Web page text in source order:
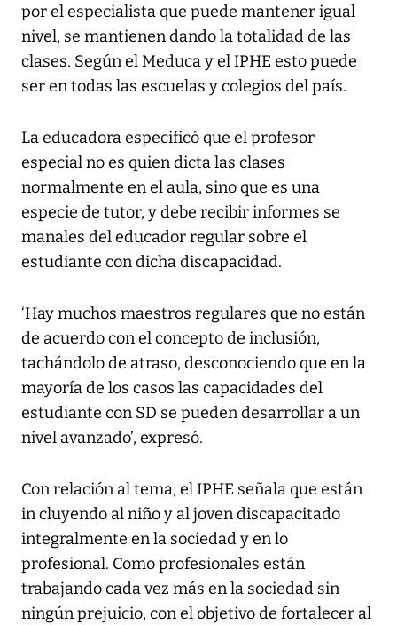
por el especialista que puede mantener igual
nivel, se mantienen dando la totalidad de las
clases. Según el Meduca y el IPHE esto puede
ser en todas las escuelas y colegios del país.
La educadora especificó que el profesor
especial no es quien dicta las clases
normalmente en el aula, sino que es una
especie de tutor, y debe recibir informes se
manales del educador regular sobre el
estudiante con dicha discapacidad.
‘Hay muchos maestros regulares que no están
de acuerdo con el concepto de inclusión,
tachándolo de atraso, desconociendo que en la
mayoría de los casos las capacidades del
estudiante con SD se pueden desarrollar a un
nivel avanzado’, expresó.
Con relación al tema, el IPHE señala que están
in cluyendo al niño y al joven discapacitado
integralmente en la sociedad y en lo
profesional. Como profesionales están
trabajando cada vez más en la sociedad sin
ningún prejuicio, con el objetivo de fortalecer al